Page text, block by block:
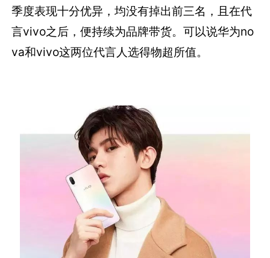
季度表现十分优异，均没有掉出前三名，且在代
言vivo之后，便持续为品牌带货。可以说华为no
va和vivo这两位代言人选得物超所值。